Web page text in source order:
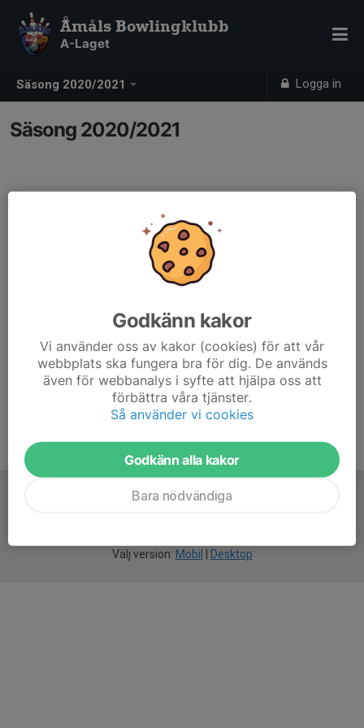
Säsong 2020/2021 Logga in
Åmåls Bowlingklubb
A-Laget
Säsong 2020/2021
Välj version: Mobil Desktop
Godkänn kakor
Vi använder oss av kakor (cookies) för att vår
webbplats ska fungera bra för dig. De används
även för webbanalys i syfte att hjälpa oss att
förbättra våra tjänster.
Så använder vi cookies
Godkänn alla kakor
Bara nödvändiga